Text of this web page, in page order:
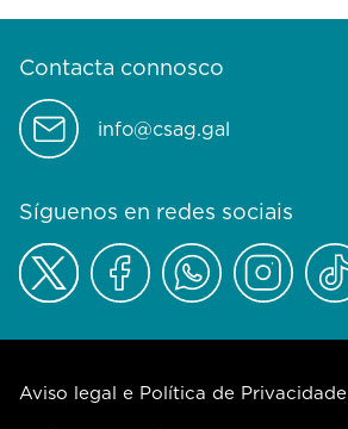
Contacta connosco
info@csag.gal
Síguenos en redes sociais
Aviso legal e Política de Privacidade